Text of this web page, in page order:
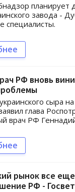
планирует
завода -
специалисты.
РФ вновь
сыра
глава
врач РФ
рынок все
РФ -